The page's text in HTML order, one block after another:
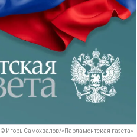
© Игорь Самохвалов/«Парламентская газета»